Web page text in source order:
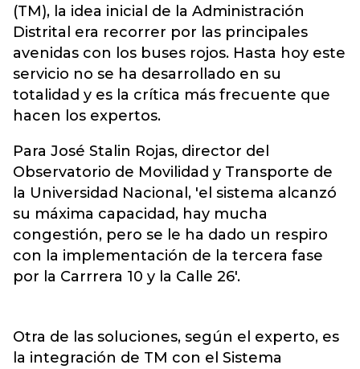
(TM), la idea inicial de la Administración
Distrital era recorrer por las principales
avenidas con los buses rojos. Hasta hoy este
servicio no se ha desarrollado en su
totalidad y es la crítica más frecuente que
hacen los expertos.
Para José Stalin Rojas, director del
Observatorio de Movilidad y Transporte de
la Universidad Nacional, 'el sistema alcanzó
su máxima capacidad, hay mucha
congestión, pero se le ha dado un respiro
con la implementación de la tercera fase
por la Carrrera 10 y la Calle 26'.
Otra de las soluciones, según el experto, es
la integración de TM con el Sistema